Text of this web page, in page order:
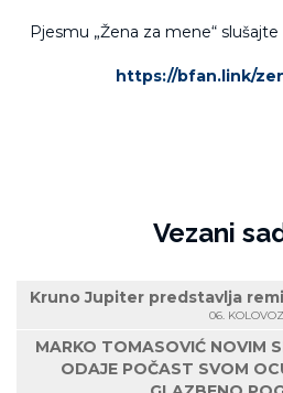
Pjesmu „Žena za mene“
https://bfan.link/
Vezani
Kruno Jupiter predstavlja
06. KOLOVOZ
MARKO TOMASOVIĆ NOVIM
ODAJE POČAST SVOM